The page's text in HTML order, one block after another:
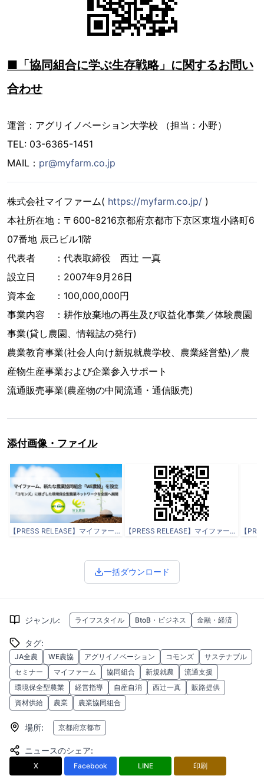
■「協同組合に学ぶ生存戦略」に関するお問い
合わせ
運営：アグリイノベーション大学校 （担当：小野）
TEL: 03-6365-1451
MAIL： pr@myfarm.co.jp
株式会社マイファーム( https://myfarm.co.jp/ )
本社所在地：〒600-8216京都府京都市下京区東塩小路町6
07番地 辰己ビル1階
代表者 ：代表取締役 西辻 一真
設立日 ：2007年9月26日
資本金 ：100,000,000円
事業内容 ：耕作放棄地の再生及び収益化事業／体験農園
事業(貸し農園、情報誌の発行)
農業教育事業(社会人向け新規就農学校、農業経営塾)／農
産物生産事業および企業参入サポート
流通販売事業(農産物の中間流通・通信販売)
添付画像・ファイル
【PRESS RELEASE】マイファーム、新たな農業協同組合「WE農協」を設立.docx-1.png 【PRESS RELEASE】マイファーム、新たな農業協同組合「WE農協」を設立.docx-2.png
一括ダウンロード
ジャンル: ライフスタイル BtoB・ビジネス 金融・経済
タグ:
JA全農 WE農協 アグリイノベーション コモンズ
サステナブル
セミナー
マイファーム 協同組合 新規就農
流通支援
環境保全型農業
経営指導 自産自消 西辻一真
販路提供
資材供給
農業 農業協同組合
場所: 京都府京都市
ニュースのシェア:
X Facebook LINE 印刷